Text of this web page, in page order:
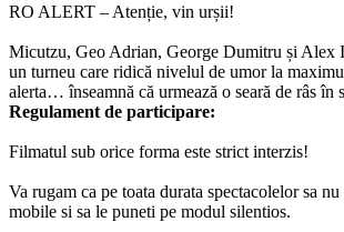
RO ALERT – Atenție, vin urșii!
Micutzu, Geo Adrian, George Dumitru și Alex
un turneu care ridică nivelul de umor la
alerta… înseamnă că urmează o seară de râs în
Regulament de participare:
Filmatul sub orice forma este strict interzis!
Va rugam ca pe toata durata spectacolelor sa
mobile si sa le puneti pe modul silentios.